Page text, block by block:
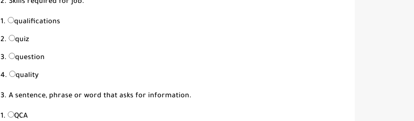
2. Skills required for job.
qualifications
quiz
question
quality
3. A sentence, phrase or word that asks for information.
QCA